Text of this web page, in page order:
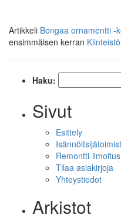
Artikkeli Bongaa ornamentti -
ensimmäisen kerran
Haku:
Sivut
Esittely
Remontti-ilmoitus
Tilaa asiakirjoja
Yhteystiedot
Arkistot